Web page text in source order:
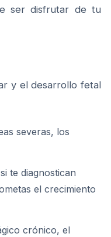
ser disfrutar de tu
y el desarrollo fetal
severas, los
te diagnostican
el crecimiento
crónico, el